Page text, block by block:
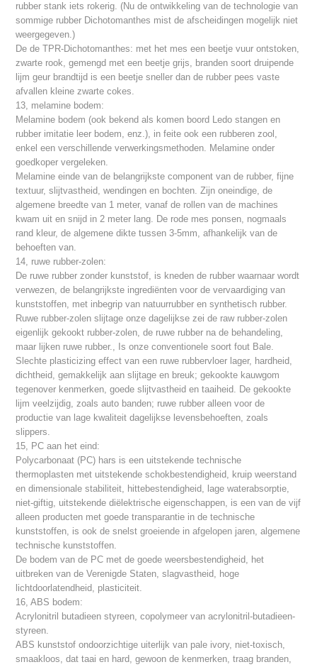
rubber stank iets rokerig. (Nu de ontwikkeling van de technologie van
sommige rubber Dichotomanthes mist de afscheidingen mogelijk niet
weergegeven.)
De de TPR-Dichotomanthes: met het mes een beetje vuur ontstoken,
zwarte rook, gemengd met een beetje grijs, branden soort druipende
lijm geur brandtijd is een beetje sneller dan de rubber pees vaste
afvallen kleine zwarte cokes.
13, melamine bodem:
Melamine bodem (ook bekend als komen boord Ledo stangen en
rubber imitatie leer bodem, enz.), in feite ook een rubberen zool,
enkel een verschillende verwerkingsmethoden. Melamine onder
goedkoper vergeleken.
Melamine einde van de belangrijkste component van de rubber, fijne
textuur, slijtvastheid, wendingen en bochten. Zijn oneindige, de
algemene breedte van 1 meter, vanaf de rollen van de machines
kwam uit en snijd in 2 meter lang. De rode mes ponsen, nogmaals
rand kleur, de algemene dikte tussen 3-5mm, afhankelijk van de
behoeften van.
14, ruwe rubber-zolen:
De ruwe rubber zonder kunststof, is kneden de rubber waarnaar wordt
verwezen, de belangrijkste ingrediënten voor de vervaardiging van
kunststoffen, met inbegrip van natuurrubber en synthetisch rubber.
Ruwe rubber-zolen slijtage onze dagelijkse zei de raw rubber-zolen
eigenlijk gekookt rubber-zolen, de ruwe rubber na de behandeling,
maar lijken ruwe rubber., Is onze conventionele soort fout Bale.
Slechte plasticizing effect van een ruwe rubbervloer lager, hardheid,
dichtheid, gemakkelijk aan slijtage en breuk; gekookte kauwgom
tegenover kenmerken, goede slijtvastheid en taaiheid. De gekookte
lijm veelzijdig, zoals auto banden; ruwe rubber alleen voor de
productie van lage kwaliteit dagelijkse levensbehoeften, zoals
slippers.
15, PC aan het eind:
Polycarbonaat (PC) hars is een uitstekende technische
thermoplasten met uitstekende schokbestendigheid, kruip weerstand
en dimensionale stabiliteit, hittebestendigheid, lage waterabsorptie,
niet-giftig, uitstekende diëlektrische eigenschappen, is een van de vijf
alleen producten met goede transparantie in de technische
kunststoffen, is ook de snelst groeiende in afgelopen jaren, algemene
technische kunststoffen.
De bodem van de PC met de goede weersbestendigheid, het
uitbreken van de Verenigde Staten, slagvastheid, hoge
lichtdoorlatendheid, plasticiteit.
16, ABS bodem:
Acrylonitril butadieen styreen, copolymeer van acrylonitril-butadieen-
styreen.
ABS kunststof ondoorzichtige uiterlijk van pale ivory, niet-toxisch,
smaakloos, dat taai en hard, gewoon de kenmerken, traag branden,